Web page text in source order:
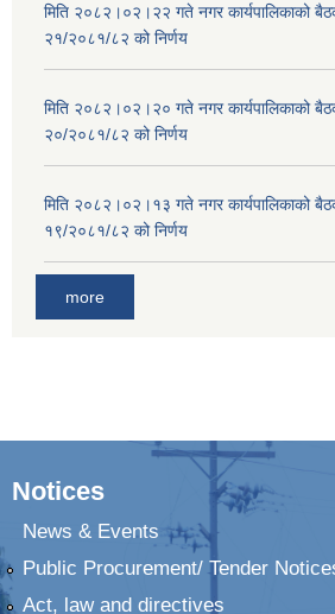
मिति २०८२।०२।२२ गते नगर कार्यपालिकाको
२१/२०८१/८२ को निर्णय
मिति २०८२।०२।२० गते नगर कार्यपालिकाको
२०/२०८१/८२ को निर्णय
मिति २०८२।०२।१३ गते नगर कार्यपालिकाको
१९/२०८१/८२ को निर्णय
more
Notices
News & Events
Public Procurement/ Tender
Act, law and directives